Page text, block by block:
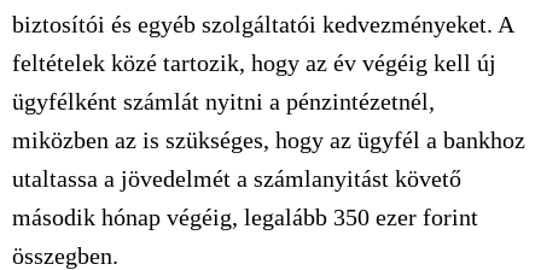
biztosítói és egyéb szolgáltatói kedvezményeket. A
feltételek közé tartozik, hogy az év végéig kell új
ügyfélként számlát nyitni a pénzintézetnél,
miközben az is szükséges, hogy az ügyfél a bankhoz
utaltassa a jövedelmét a számlanyitást követő
második hónap végéig, legalább 350 ezer forint
összegben.